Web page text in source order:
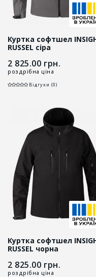
Куртка софтшел
RUSSEL сіра
2 825.00 грн.
роздрібна ціна
Відгуки (0)
Куртка софтшел
RUSSEL чорна
2 825.00 грн.
роздрібна ціна